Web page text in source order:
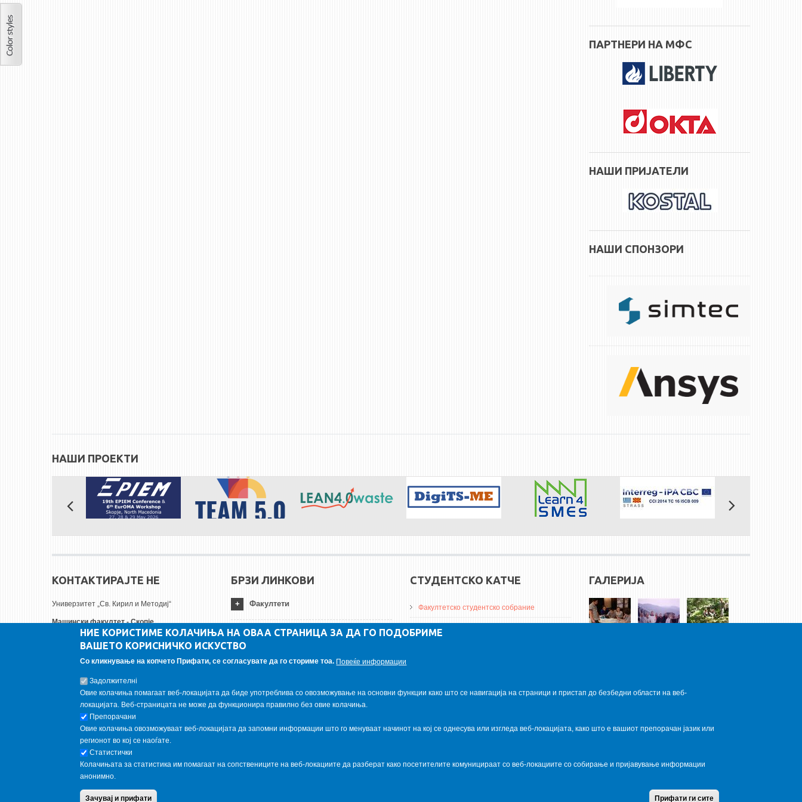
ПАРТНЕРИ НА МФС
НАШИ ПРИЈАТЕЛИ
НАШИ СПОНЗОРИ
НАШИ ПРОЕКТИ
КОНТАКТИРАЈТЕ НЕ
Универзитет „Св. Кирил и Методиј“
Машински факултет - Скопје
Руѓер Бошковиќ бр.18
1000 Скопје, Република Северна Македонија
+ 389 2 3099-200
Е-пошта:contact@mf.edu.mk
FOLLOW US
Follow us on:
БРЗИ ЛИНКОВИ
Факултети
Универзитети
Институции
СТУДЕНТСКО КАТЧЕ
Факултетско студентско собрание
ДА Винчи магазин
ГАЛЕРИЈА
Copyright © 2013 Garnet All Rights Reserved. Designed by Terms condition Privacy Policy
НИЕ КОРИСТИМЕ КОЛАЧИЊА НА ОВАА СТРАНИЦА ЗА ДА ГО ПОДОБРИМЕ
ВАШЕТО КОРИСНИЧКО ИСКУСТВО
Со кликнување на копчето Прифати, се согласувате да го сториме тоа. Повеќе информации
Задолжителнi
Овие колачиња помагаат веб-локацијата да биде употреблива со овозможување на основни функции како што се навигација на страници и пристап до безбедни области на веб-
локацијата. Веб-страницата не може да функционира правилно без овие колачиња.
Препорачани
Овие колачиња овозможуваат веб-локацијата да запомни информации што го менуваат начинот на кој се однесува или изгледа веб-локацијата, како што е вашиот препорачан јазик или
регионот во кој се наоѓате.
Статистички
Колачињата за статистика им помагаат на сопствениците на веб-локациите да разберат како посетителите комуницираат со веб-локациите со собирање и пријавување информации
анонимно.
Зачувај и прифати Прифати ги сите